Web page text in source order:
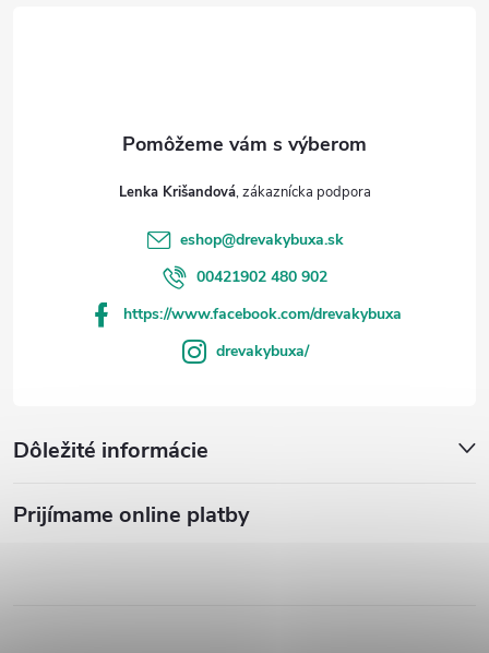
Lenka Krišandová
eshop@drevakybuxa.sk
00421902 480 902
https://www.facebook.com/drevakybuxa
drevakybuxa/
Dôležité informácie
Prijímame online platby